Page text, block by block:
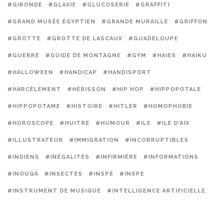
#GIRONDE #GLAXIE #GLUCOSERIE #GRAFFITI
#GRAND MUSÉE ÉGYPTIEN #GRANDE MURAILLE #GRIFFON
#GROTTE #GROTTE DE LASCAUX #GUADELOUPE
#GUERRE #GUIDE DE MONTAGNE #GYM #HAIES #HAIKU
#HALLOWEEN #HANDICAP #HANDISPORT
#HARCÈLEMENT #HÉRISSON #HIP HOP #HIPPOPOTALE
#HIPPOPOTAME #HISTOIRE #HITLER #HOMOPHOBIE
#HOROSCOPE #HUITRE #HUMOUR #ILE #ILE D'AIX
#ILLUSTRATEUR #IMMIGRATION #INCORRUPTIBLES
#INDIENS #INÉGALITÉS #INFIRMIÈRE #INFORMATIONS
#INOUQA #INSECTES #INSPÉ #INSPE
#INSTRUMENT DE MUSIQUE #INTELLIGENCE ARTIFICIELLE